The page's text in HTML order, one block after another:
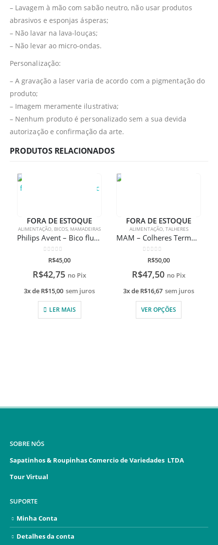
– Lavagem à mão com sabão neutro, não usar produtos
abrasivos e esponjas ásperas;
– Não lavar na lava-louças;
– Não levar ao micro-ondas.
Personalização:
– A gravação a laser varia de acordo com a pigmentação do
produto;
– Imagem meramente ilustrativa;
– Nenhum produto é personalizado sem a sua devida
autorização e confirmação da arte.
PRODUTOS RELACIONADOS
FORA DE ESTOQUE
ALIMENTAÇÃO, BICOS, MAMADEIRAS
Philips Avent – Bico fluxo variável anti- colic Classic
de 5
R$45,00
R$42,75 no Pix
3x de R$15,00 sem juros
LER MAIS
FORA DE ESTOQUE
ALIMENTAÇÃO, TALHERES
MAM – Colheres Termossensíveis
de 5
R$50,00
R$47,50 no Pix
3x de R$16,67 sem juros
VER OPÇÕES
SOBRE NÓS
Sapatinhos & Roupinhas Comercio de Variedades LTDA
Tour Virtual
SUPORTE
Minha Conta
Detalhes da conta